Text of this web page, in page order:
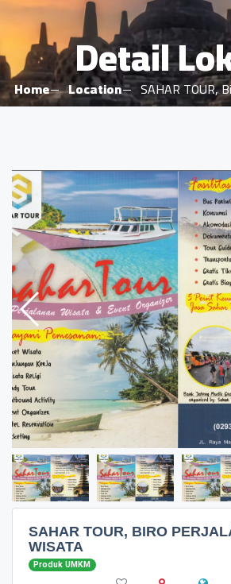
Detail
Home Location SAHAR TOUR,
SAHAR TOUR, BIRO
WISATA
Produk UMKM